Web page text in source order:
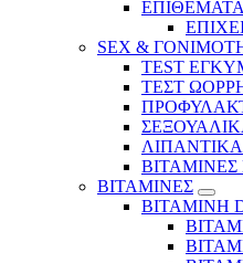
ΕΠΙΘΕΜΑΤΑ
SEX &
TEST
ΤΕΣΤ
ΛΙΠΑΝΤΙΚΑ
ΒΙΤΑΜΙΝΕΣ
ΒΙΤΑΜΙΝΗ